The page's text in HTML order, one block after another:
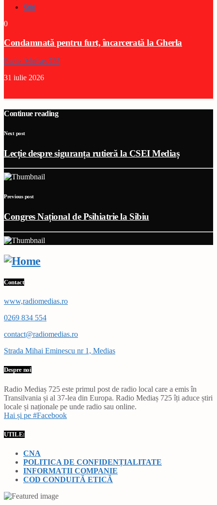
Stiri
0
Condamnată pentru furt, încarcerată la Gherla
Radio Medias 725
31 iulie 2026
Continue reading
Next post
Lecție despre siguranța rutieră la CSEI Mediaș
Previous post
Congres Național de Psihiatrie la Sibiu
Contact
www,radiomedias.ro
0269 834 554
contact@radiomedias.ro
Strada Mihai Eminescu nr 1, Medias
Despre noi
Radio Mediaș 725 este primul post de radio local care a emis în
Transilvania și al 37-lea din Europa. Radio Mediaș 725 îți aduce știri
locale și naționale pe unde radio sau online.
Hai și pe #Facebook
UTILE:
CNA
POLITICA DE CONFIDENȚIALITATE
INFORMAȚII COMPANIE
COD CONDUITĂ ETICĂ